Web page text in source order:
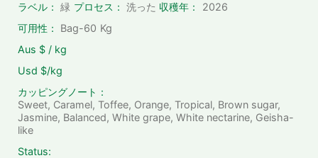
ラベル：
緑 プロセス： 洗った 収穫年：
2026
可用性：
Bag-60 Kg
Aus $ / kg
Usd $/kg
カッピングノート：
Sweet, Caramel, Toffee, Orange, Tropical, Brown sugar,
Jasmine, Balanced, White grape, White nectarine, Geisha-
like
Status: